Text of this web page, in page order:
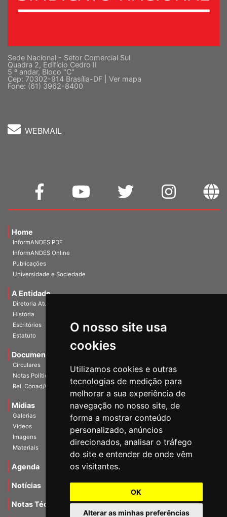
O nosso site usa
cookies
Utilizamos cookies e outras
tecnologias de medição para
melhorar a sua experiência de
navegação no nosso site, de
forma a mostrar conteúdo
personalizado, anúncios
direcionados, analisar o tráfego
do site e entender de onde vêm
os visitantes.
OK
Alterar as minhas preferências
Sede Nacional - Setor Comercial Sul
Quadra 2, Edifício Cedro II
5 º andar, Bloco "C"
Cep: 70302-914 Brasília-DF | Ver mapa
Fone: (61) 3962-8400
WEBMAIL
Home
InformANDES PDF
InformANDES Online
Publicações
Universidade e Sociedade
A Entidade
Diretoria Atual
História
Escritórios
Estatuto
Documentos
Circulares
Notas Políticas
Rel. Conad/Congresso
Mídias
Galerias
Vídeos
Imagens
Materiais
Agenda
Notícias
Notas Técnicas